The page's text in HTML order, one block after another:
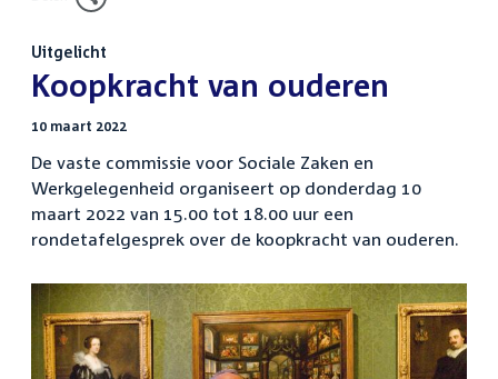
Uitgelicht
:Koopkracht van ouderen
10 maart 2022
De vaste commissie voor Sociale Zaken en
Werkgelegenheid organiseert op donderdag 10
maart 2022 van 15.00 tot 18.00 uur een
rondetafelgesprek over de koopkracht van ouderen.